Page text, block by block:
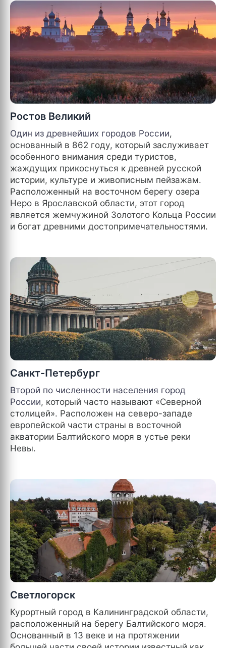
Ростов Великий
Один из древнейших городов России,
основанный в 862 году, который заслуживает
особенного внимания среди туристов,
жаждущих прикоснуться к древней русской
истории, культуре и живописным пейзажам.
Расположенный на восточном берегу озера
Неро в Ярославской области, этот город
является жемчужиной Золотого Кольца России
и богат древними достопримечательностями.
Санкт-Петербург
Второй по численности населения город
России, который часто называют «Северной
столицей». Расположен на северо-западе
европейской части страны в восточной
акватории Балтийского моря в устье реки
Невы.
Светлогорск
Курортный город в Калининградской области,
расположенный на берегу Балтийского моря.
Основанный в 13 веке и на протяжении